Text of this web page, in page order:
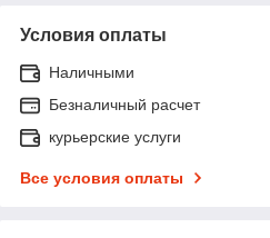
Условия оплаты
Наличными
Безналичный расчет
курьерские услуги
Все условия оплаты